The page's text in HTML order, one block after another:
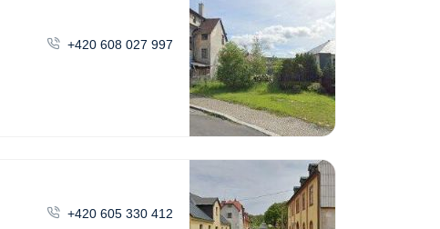
+420 608 027 997
+420 605 330 412